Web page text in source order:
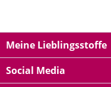
Meine Lieblingsstoffe
Social Media